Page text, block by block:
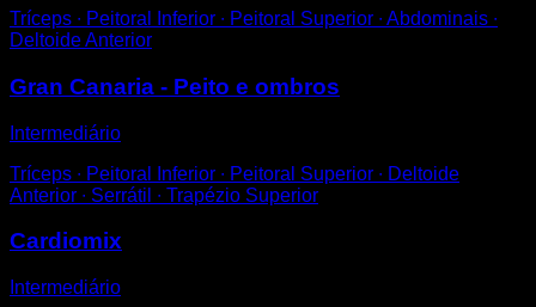
Tríceps ∙ Peitoral Inferior ∙ Peitoral Superior ∙ Abdominais ∙
Deltoide Anterior
Gran Canaria - Peito e ombros
Intermediário
Tríceps ∙ Peitoral Inferior ∙ Peitoral Superior ∙ Deltoide
Anterior ∙ Serrátil ∙ Trapézio Superior
Cardiomix
Intermediário